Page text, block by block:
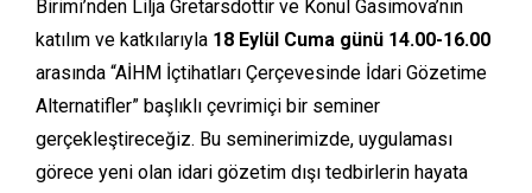
Birimi’nden Lilja Gretarsdottir ve Konul Gasimova’nın
katılım ve katkılarıyla 18 Eylül Cuma günü 14.00-16.00
arasında “AİHM İçtihatları Çerçevesinde İdari Gözetime
Alternatifler” başlıklı çevrimiçi bir seminer
gerçekleştireceğiz. Bu seminerimizde, uygulaması
görece yeni olan idari gözetim dışı tedbirlerin hayata